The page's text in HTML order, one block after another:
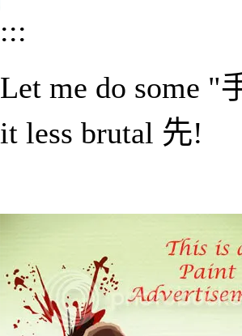
:::
Let me do some "
it less brutal 先!